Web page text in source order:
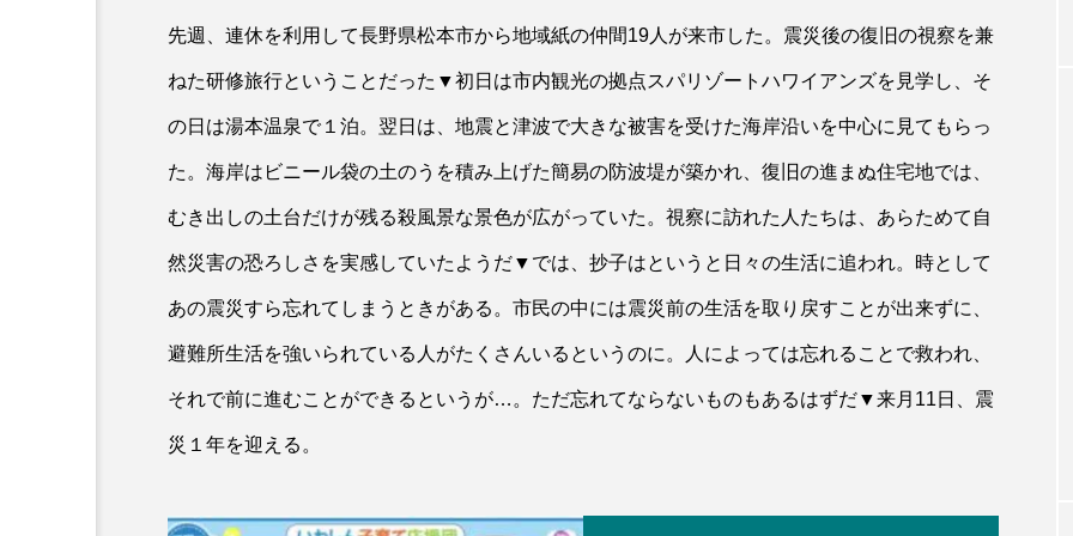
先週、連休を利用して長野県松本市から地域紙の仲間19人が来市した。震災後の復旧の視察を兼
ねた研修旅行ということだった▼初日は市内観光の拠点スパリゾートハワイアンズを見学し、そ
の日は湯本温泉で１泊。翌日は、地震と津波で大きな被害を受けた海岸沿いを中心に見てもらっ
た。海岸はビニール袋の土のうを積み上げた簡易の防波堤が築かれ、復旧の進まぬ住宅地では、
むき出しの土台だけが残る殺風景な景色が広がっていた。視察に訪れた人たちは、あらためて自
然災害の恐ろしさを実感していたようだ▼では、抄子はというと日々の生活に追われ。時として
あの震災すら忘れてしまうときがある。市民の中には震災前の生活を取り戻すことが出来ずに、
避難所生活を強いられている人がたくさんいるというのに。人によっては忘れることで救われ、
それで前に進むことができるというが…。ただ忘れてならないものもあるはずだ▼来月11日、震
災１年を迎える。